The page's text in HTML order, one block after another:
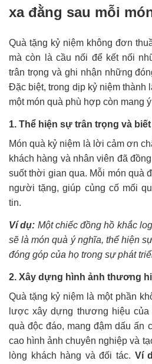
xa đằng sau mỗi
Quà tặng kỷ niệm không đơn
mà còn là cầu nối để kết nối
trân trọng và ghi nhận những
Đặc biệt, trong dịp kỷ niệm thành
một món quà phù hợp còn mang
1. Thể hiện sự trân trọng và
Món quà kỷ niệm là lời cảm ơn
khách hàng và nhân viên đã
suốt thời gian qua. Mỗi món quà
người tặng, giúp củng cố mối
tin.
Ví dụ: Một chiếc đồng hồ khắc
sẽ là món quà ý nghĩa, thể hiện
đóng góp của họ trong sự phát
2. Xây dựng hình ảnh thương
Quà tặng kỷ niệm là một phần
lược xây dựng thương hiệu của
quà độc đáo, mang đậm dấu ấn
cao hình ảnh chuyên nghiệp và
lòng khách hàng và đối tác. Ví